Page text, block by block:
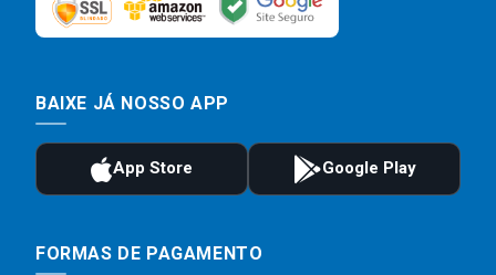
BAIXE JÁ NOSSO APP
FORMAS DE PAGAMENTO